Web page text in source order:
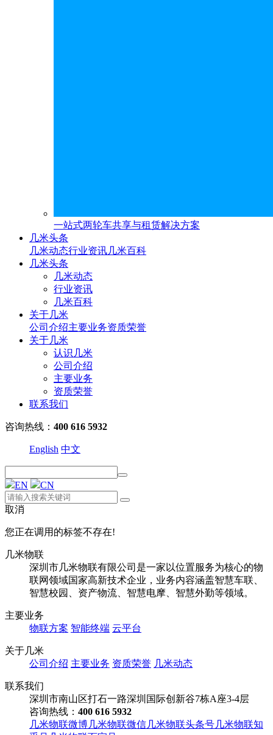
一站式两轮车共享与租赁解决方案
几米头条
几米动态行业资讯几米百科
几米头条
几米动态
行业资讯
几米百科
关于几米
公司介绍主要业务资质荣誉
关于几米
认识几米
公司介绍
主要业务
资质荣誉
联系我们
咨询热线： 400 616 5932
English 中文
EN CN
取消
您正在调用的标签不存在!
几米物联
深圳市几米物联有限公司是一家以位置服务为核心的物
联网领域国家高新技术企业，业务内容涵盖智慧车联、
智慧校园、资产物流、智慧电摩、智慧外勤等领域。
主要业务
物联方案 智能终端 云平台
关于几米
公司介绍 主要业务 资质荣誉 几米动态
联系我们
深圳市南山区打石一路深圳国际创新谷7栋A座3-4层
咨询热线： 400 616 5932
几米物联微博几米物联微信几米物联头条号几米物联知